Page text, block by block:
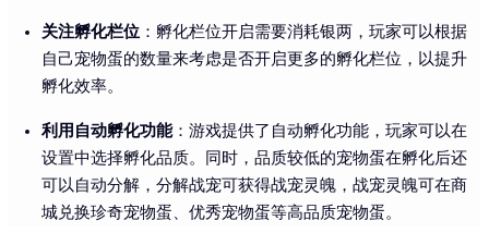
关注孵化栏位 ：孵化栏位开启需要消耗银两，玩家可以根据
自己宠物蛋的数量来考虑是否开启更多的孵化栏位，以提升
孵化效率。
利用自动孵化功能：游戏提供了自动孵化功能，玩家可以在
设置中选择孵化品质。同时，品质较低的宠物蛋在孵化后还
可以自动分解，分解战宠可获得战宠灵魄，战宠灵魄可在商
城兑换珍奇宠物蛋、优秀宠物蛋等高品质宠物蛋。